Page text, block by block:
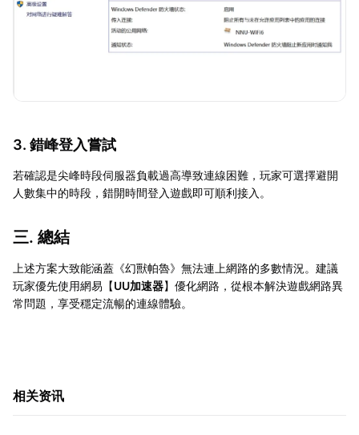
3. 錯峰登入嘗試
若確認是尖峰時段伺服器負載過高導致連線困難，玩家可選擇避開
人數集中的時段，錯開時間登入遊戲即可順利接入。
三. 總結
上述方案大致能涵蓋《幻獸帕魯》無法連上網路的多數情況。建議
玩家優先使用網易【UU加速器】優化網路，從根本解決遊戲網路異
常問題，享受穩定流暢的連線體驗。
相关资讯